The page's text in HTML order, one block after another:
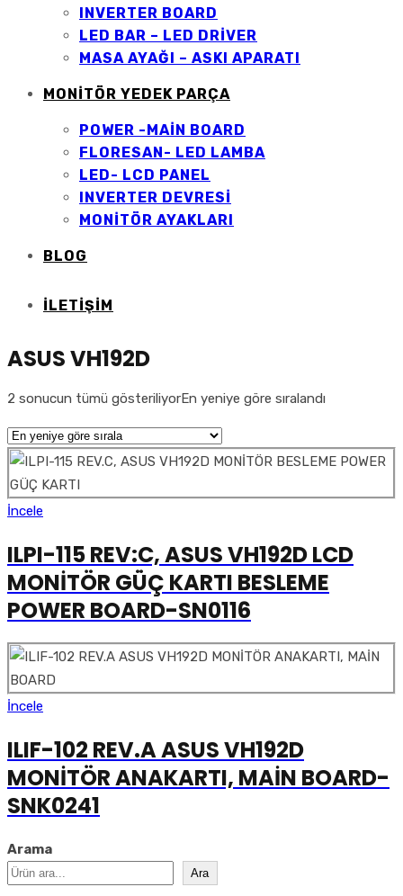
INVERTER BOARD
LED BAR – LED DRİVER
MASA AYAĞI – ASKI APARATI
MONİTÖR YEDEK PARÇA
POWER -MAİN BOARD
FLORESAN- LED LAMBA
LED- LCD PANEL
INVERTER DEVRESİ
MONİTÖR AYAKLARI
BLOG
İLETIŞIM
ASUS VH192D
2 sonucun tümü gösteriliyorEn yeniye göre sıralandı
İncele
ILPI-115 REV:C, ASUS VH192D LCD
MONİTÖR GÜÇ KARTI BESLEME
POWER BOARD-SN0116
İncele
ILIF-102 REV.A ASUS VH192D
MONİTÖR ANAKARTI, MAİN BOARD-
SNK0241
Arama
Ara